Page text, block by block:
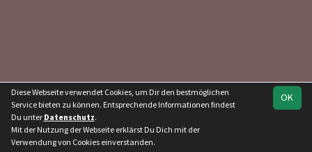
OK
Diese Webseite verwendet Cookies, um Dir den bestmöglichen
Service bieten zu können. Entsprechende Informationen findest
Du unter Datenschutz.
Mit der Nutzung der Webseite erklärst Du Dich mit der
Verwendung von Cookies einverstanden.